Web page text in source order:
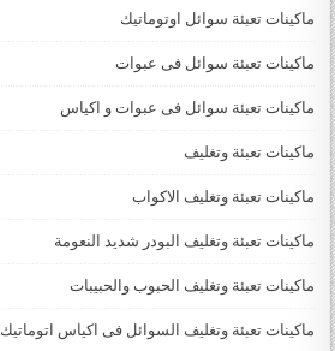
ماكينات تعبئة سوائل اوتوماتيك
ماكينات تعبئة سوائل فى عبوات
ماكينات تعبئة سوائل فى عبوات و اكياس
ماكينات تعبئة وتغليف
ماكينات تعبئة وتغليف الاكواب
ماكينات تعبئة وتغليف البودر شديد النعومة
ماكينات تعبئة وتغليف الحبوب والحبيبات
ماكينات تعبئة وتغليف السوائل فى اكياس اتوماتيك